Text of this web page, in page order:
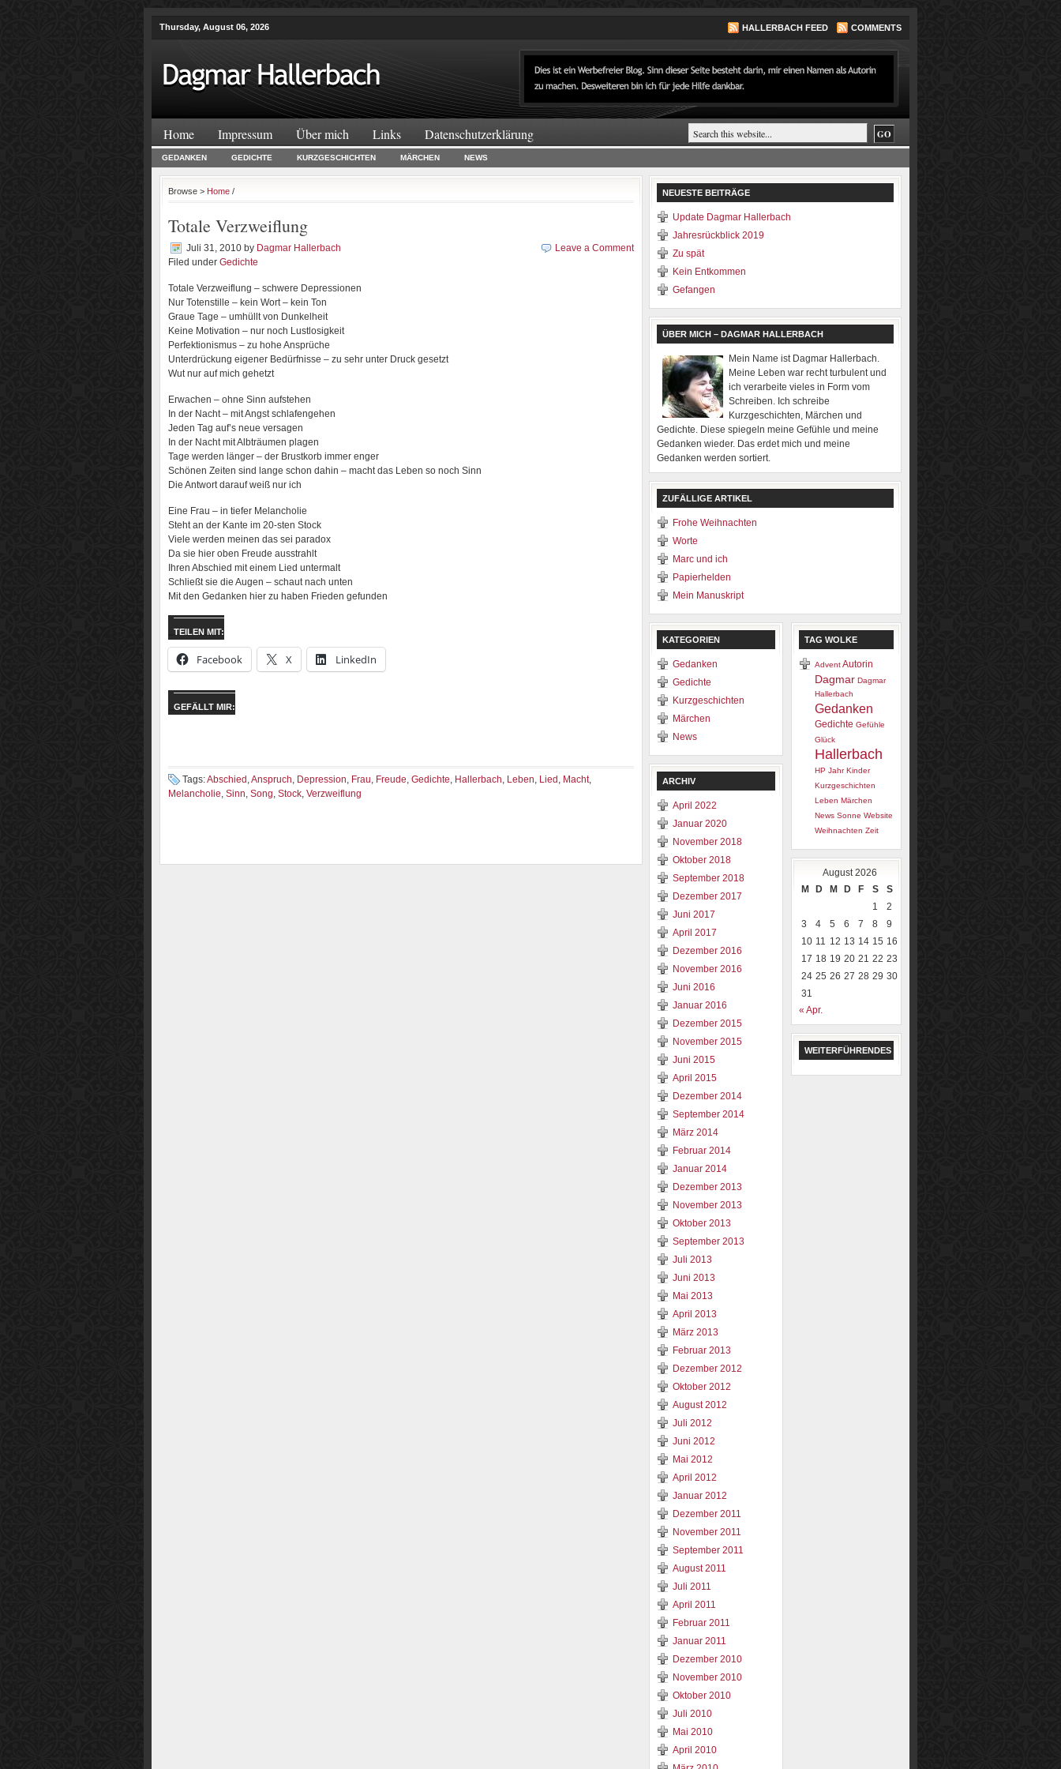
Thursday, August 06, 2026 HALLERBACH FEED COMMENTS
Home Impressum Über mich Links Datenschutzerklärung
GEDANKEN GEDICHTE KURZGESCHICHTEN MÄRCHEN NEWS
Browse > Home /
Totale Verzweiflung
Juli 31, 2010 by Dagmar Hallerbach
Filed under Gedichte
Leave a Comment
Totale Verzweiflung – schwere Depressionen
Nur Totenstille – kein Wort – kein Ton
Graue Tage – umhüllt von Dunkelheit
Keine Motivation – nur noch Lustlosigkeit
Perfektionismus – zu hohe Ansprüche
Unterdrückung eigener Bedürfnisse – zu sehr unter Druck gesetzt
Wut nur auf mich gehetzt
Erwachen – ohne Sinn aufstehen
In der Nacht – mit Angst schlafengehen
Jeden Tag auf’s neue versagen
In der Nacht mit Albträumen plagen
Tage werden länger – der Brustkorb immer enger
Schönen Zeiten sind lange schon dahin – macht das Leben so noch Sinn
Die Antwort darauf weiß nur ich
Eine Frau – in tiefer Melancholie
Steht an der Kante im 20-sten Stock
Viele werden meinen das sei paradox
Da sie hier oben Freude ausstrahlt
Ihren Abschied mit einem Lied untermalt
Schließt sie die Augen – schaut nach unten
Mit den Gedanken hier zu haben Frieden gefunden
TEILEN MIT:
Facebook X LinkedIn
GEFÄLLT MIR:
Tags:Abschied ,Anspruch, Depression, Frau, Freude, Gedichte, Hallerbach, Leben, Lied , Macht,
Melancholie, Sinn, Song, Stock, Verzweiflung
NEUESTE BEITRÄGE
Update Dagmar Hallerbach
Jahresrückblick 2019
Zu spät
Kein Entkommen
Gefangen
ÜBER MICH – DAGMAR HALLERBACH
Mein Name ist Dagmar Hallerbach.
Meine Leben war recht turbulent und
ich verarbeite vieles in Form vom
Schreiben. Ich schreibe
Kurzgeschichten, Märchen und
Gedichte. Diese spiegeln meine Gefühle und meine
Gedanken wieder. Das erdet mich und meine
Gedanken werden sortiert.
ZUFÄLLIGE ARTIKEL
Frohe Weihnachten
Worte
Marc und ich
Papierhelden
Mein Manuskript
KATEGORIEN
Gedanken
Gedichte
Kurzgeschichten
Märchen
News
ARCHIV
April 2022
Januar 2020
November 2018
Oktober 2018
September 2018
Dezember 2017
Juni 2017
April 2017
Dezember 2016
November 2016
Juni 2016
Januar 2016
Dezember 2015
November 2015
Juni 2015
April 2015
Dezember 2014
September 2014
März 2014
Februar 2014
Januar 2014
Dezember 2013
November 2013
Oktober 2013
September 2013
Juli 2013
Juni 2013
Mai 2013
April 2013
März 2013
Februar 2013
Dezember 2012
Oktober 2012
August 2012
Juli 2012
Juni 2012
Mai 2012
April 2012
Januar 2012
Dezember 2011
November 2011
September 2011
August 2011
Juli 2011
April 2011
Februar 2011
Januar 2011
Dezember 2010
November 2010
Oktober 2010
Juli 2010
Mai 2010
April 2010
TAG WOLKE
AdventAutorin
Dagmar Dagmar
Hallerbach
Gedanken
Gedichte Gefühle
Glück
Hallerbach
HP Jahr Kinder
Kurzgeschichten
Leben Märchen
News Sonne Website
Weihnachten Zeit
August 2026
M
D M D F S
S
1
2
3
4 5 6 7 8
9
10 11 12 13 14 15 16
17 18 19 20 21 22 23
24 25 26 27 28 29 30
31
« Apr.
WEITERFÜHRENDES